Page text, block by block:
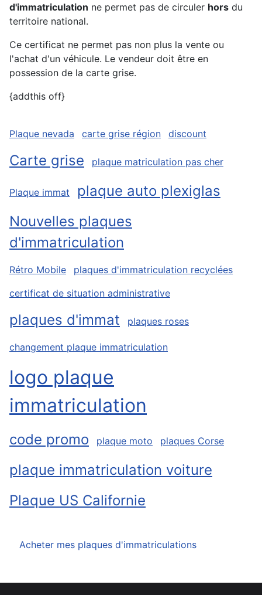
d'immatriculation ne permet pas de circuler hors du
territoire national.
Ce certificat ne permet pas non plus la vente ou
l'achat d'un véhicule. Le vendeur doit être en
possession de la carte grise.
{addthis off}
Plaque nevada carte grise région discount
Carte grise plaque matriculation pas cher
Plaque immat
plaque auto plexiglas
Nouvelles plaques
d'immatriculation
Rétro Mobile
plaques d'immatriculation recyclées
certificat de situation administrative
plaques d'immat plaques roses
changement plaque immatriculation
logo plaque
immatriculation
code promo plaque moto plaques Corse
plaque immatriculation voiture
Plaque US Californie
Acheter mes plaques d'immatriculations